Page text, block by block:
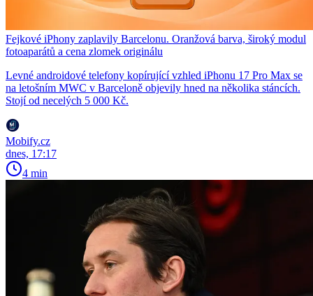
Fejkové iPhony zaplavily Barcelonu. Oranžová barva, široký modul
fotoaparátů a cena zlomek originálu
Levné androidové telefony kopírující vzhled iPhonu 17 Pro Max se
na letošním MWC v Barceloně objevily hned na několika stáncích.
Stojí od necelých 5 000 Kč.
Mobify.cz
dnes, 17:17
4 min